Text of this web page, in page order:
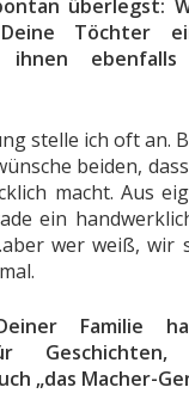
überlegst:
Töchter
ihnen
stelle ich oft an.
beiden,
macht. Aus
ein
wer weiß, wir
Familie
„das Macher-